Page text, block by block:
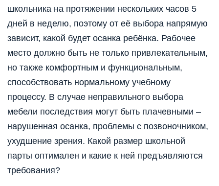
школьника на протяжении нескольких часов 5
дней в неделю, поэтому от её выбора напрямую
зависит, какой будет осанка ребёнка. Рабочее
место должно быть не только привлекательным,
но также комфортным и функциональным,
способствовать нормальному учебному
процессу. В случае неправильного выбора
мебели последствия могут быть плачевными –
нарушенная осанка, проблемы с позвоночником,
ухудшение зрения. Какой размер школьной
парты оптимален и какие к ней предъявляются
требования?